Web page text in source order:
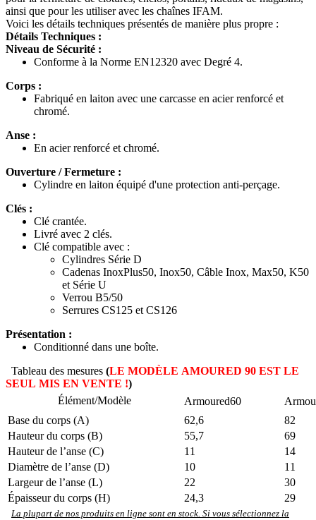
ainsi que pour les utiliser avec les chaînes IFAM.
Voici les détails techniques présentés de manière plus propre :
Détails Techniques :
Niveau de Sécurité :
Conforme à la Norme EN12320 avec Degré 4.
Corps :
Fabriqué en laiton avec une carcasse en acier renforcé et
chromé.
Anse :
En acier renforcé et chromé.
Ouverture / Fermeture :
Cylindre en laiton équipé d'une protection anti-perçage.
Clés :
Clé crantée.
Livré avec 2 clés.
Clé compatible avec :
Cylindres Série D
Cadenas InoxPlus50, Inox50, Câble Inox, Max50, K50
et Série U
Verrou B5/50
Serrures CS125 et CS126
Présentation :
Conditionné dans une boîte.
Tableau des mesures (LE MODÈLE AMOURED 90 EST LE
SEUL MIS EN VENTE !)
Élément/Modèle
Armoured60
Base du corps (A)
62,6
82
Hauteur du corps (B)
55,7
69
Hauteur de l’anse (C)
11
14
Diamètre de l’anse (D)
10
11
Largeur de l’anse (L)
22
30
Épaisseur du corps (H)
24,3 29
La plupart de nos produits en ligne sont en stock. Si vous sélectionnez la